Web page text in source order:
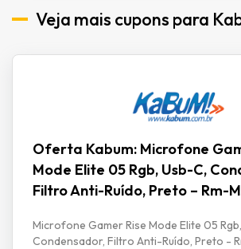
Veja mais cupons para
Oferta Kabum: Microfone
Mode Elite 05 Rgb, Usb-C,
Filtro Anti-Ruído, Preto – Rm-
Microfone Gamer Rise Mode Elite 05
Condensador, Filtro Anti-Ruído, Preto -